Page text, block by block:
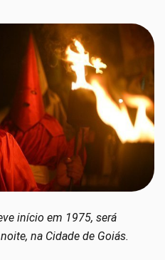
início em 1975, será
na Cidade de Goiás.